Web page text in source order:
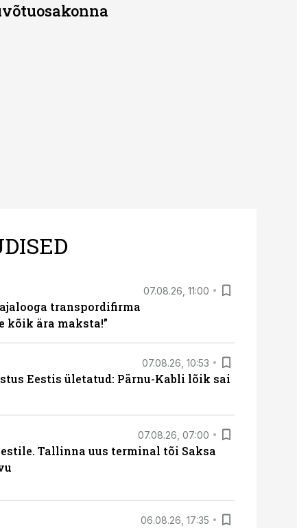
07.08.26, 11:00
transpordifirma
kõik ära maksta!”
07.08.26, 10:53
Eestis ületatud: Pärnu-Kabli lõik sai
07.08.26, 07:00
Tallinna uus terminal tõi Saksa
06.08.26, 17:35